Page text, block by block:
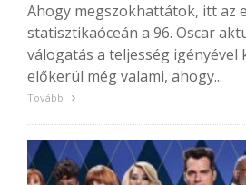
Ahogy megszokhattátok, itt az
statisztikaóceán a 96. Oscar
válogatás a teljesség igényével
előkerül még valami, ahogy...
Tovább